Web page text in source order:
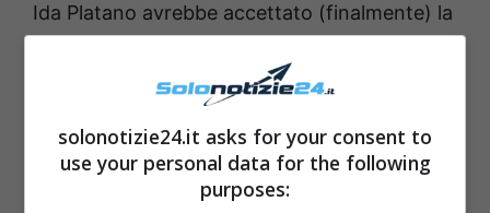
Ida Platano avrebbe accettato (finalmente) la
Riccardo Guarnieri eavrebbe conosciuto un
regalo misterioso ricevuto da Ida nella sua
camera d’albergo mentre si trovava a Roma
solonotizie24.it asks for your consent to
use your personal data for the following
purposes: